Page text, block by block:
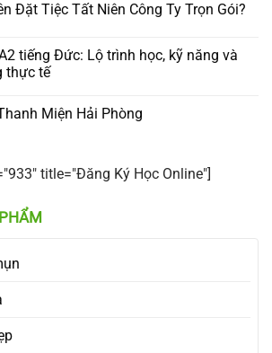
Đặt Tiệc Tất Niên Công Ty Trọn Gói?
tiếng Đức: Lộ trình học, kỹ năng và
thực tế
Miện Hải Phòng
title="Đăng Ký Học Online"]